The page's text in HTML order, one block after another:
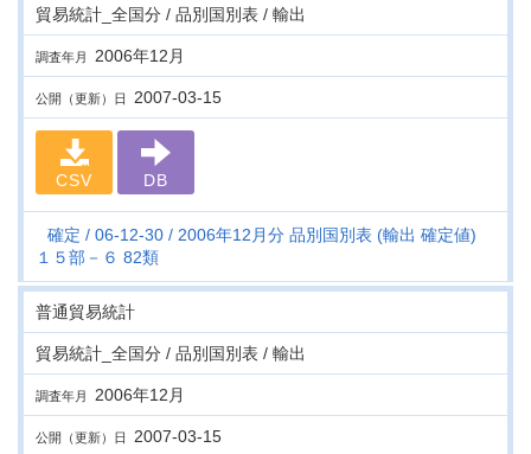
貿易統計_全国分 / 品別国別表 / 輸出
調査年月 2006年12月
公開（更新）日 2007-03-15
CSV DB
確定 06-12-30
2006年12月分 品別国別表 (輸出 確定値)
１５部－６ 82類
普通貿易統計
貿易統計_全国分 / 品別国別表 / 輸出
調査年月 2006年12月
公開（更新）日 2007-03-15